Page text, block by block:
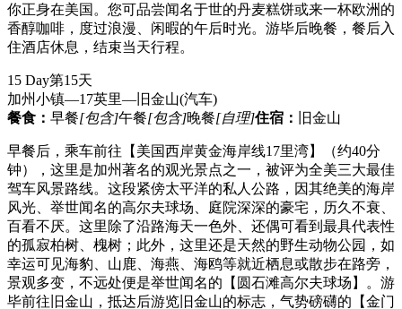
你正身在美国。您可品尝闻名于世的丹麦糕饼或来一杯欧洲的
香醇咖啡，度过浪漫、闲暇的午后时光。游毕后晚餐，餐后入
住酒店休息，结束当天行程。
15 Day第15天
加州小镇—17英里—旧金山(汽车)
餐食： 早餐[包含]午餐[包含]晚餐[自理]住宿： 旧金山
早餐后，乘车前往【美国西岸黄金海岸线17里湾】（约40分
钟），这里是加州著名的观光景点之一，被评为全美三大最佳
驾车风景路线。这段紧傍太平洋的私人公路，因其绝美的海岸
风光、举世闻名的高尔夫球场、庭院深深的豪宅，历久不衰、
百看不厌。这里除了沿路海天一色外、还偶可看到最具代表性
的孤寂柏树、槐树；此外，这里还是天然的野生动物公园，如
幸运可见海豹、山鹿、海燕、海鸥等就近栖息或散步在路旁，
景观多变，不远处便是举世闻名的【圆石滩高尔夫球场】。游
毕前往旧金山，抵达后游览旧金山的标志，气势磅礴的【金门